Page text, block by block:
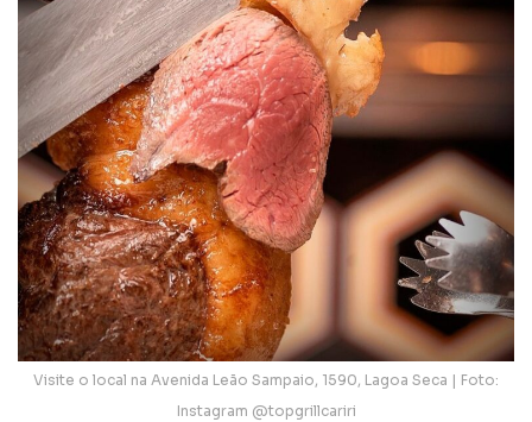
Visite o local na Avenida Leão Sampaio, 1590, Lagoa Seca | Foto:
Instagram @topgrillcariri